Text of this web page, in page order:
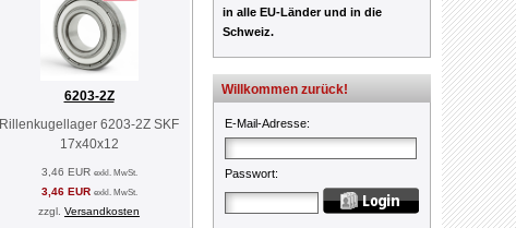
6203-2Z
Rillenkugellager 6203-2Z SKF
17x40x12
3,46 EUR exkl. MwSt.
3,46 EUR exkl. MwSt.
zzgl. Versandkosten
in alle EU-Länder und in die
Schweiz.
Willkommen zurück!
E-Mail-Adresse:
Passwort: